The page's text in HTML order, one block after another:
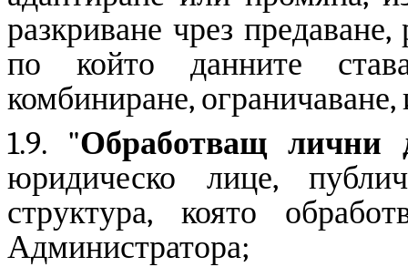
разкриване чрез
по който данните
комбиниране,
1.9. "Обработващ лични
юридическо лице,
структура, която
Администратора;